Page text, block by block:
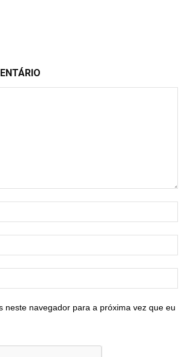
neste navegador para a próxima vez que eu